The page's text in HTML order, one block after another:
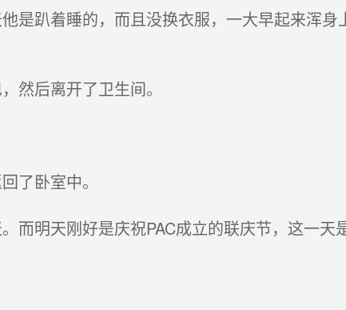
趴着睡的，而且没换衣服，一大早起来浑身
然后离开了卫生间。
了卧室中。
明天刚好是庆祝PAC成立的联庆节，这一天